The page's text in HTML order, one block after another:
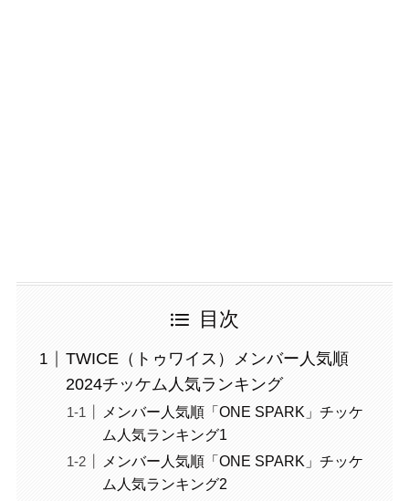
目次
TWICE（トゥワイス）メンバー人気順
2024チッケム人気ランキング
メンバー人気順「ONE SPARK」チッケ
ム人気ランキング1
メンバー人気順「ONE SPARK」チッケ
ム人気ランキング2